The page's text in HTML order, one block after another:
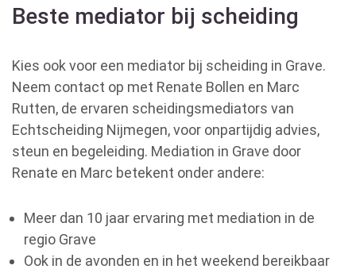
Beste mediator bij scheiding
Kies ook voor een mediator bij scheiding in Grave.
Neem contact op met Renate Bollen en Marc
Rutten, de ervaren scheidingsmediators van
Echtscheiding Nijmegen, voor onpartijdig advies,
steun en begeleiding. Mediation in Grave door
Renate en Marc betekent onder andere:
Meer dan 10 jaar ervaring met mediation in de
regio Grave
Ook in de avonden en in het weekend bereikbaar